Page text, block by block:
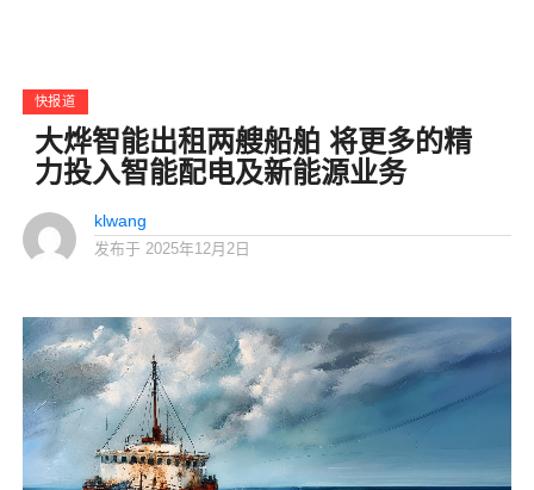
快报道
大烨智能出租两艘船舶 将更多的精
力投入智能配电及新能源业务
klwang
发布于 2025年12月2日